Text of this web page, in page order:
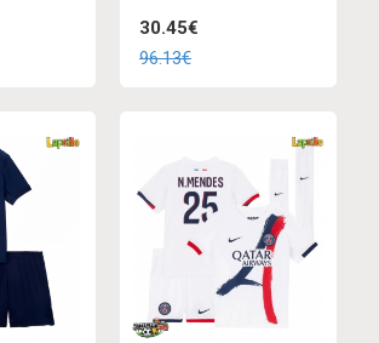
30.45€
96.13€